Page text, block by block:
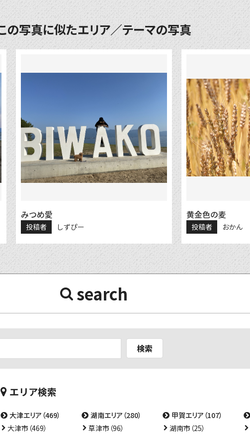
の写真に似たエリア／テーマの写真
みつめ愛
投稿者 しずぴー
黄金色の麦
投稿者 おかん
search
検索
エリア検索
大津エリア（469）
大津市（469）
湖南エリア（280）
草津市（96）
甲賀エリア（107）
湖南市（25）